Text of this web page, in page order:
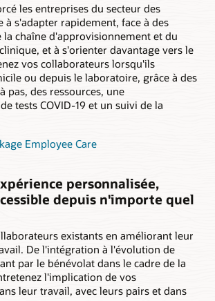
les entreprises du secteur des
à s'adapter rapidement, face à des
chaîne d'approvisionnement et du
et à s'orienter davantage vers le
vos collaborateurs lorsqu'ils
ou depuis le laboratoire, grâce à des
pas, des ressources, une
tests COVID-19 et un suivi de la
Employee Care
personnalisée,
depuis n'importe quel
existants en améliorant leur
De l'intégration à l'évolution de
par le bénévolat dans le cadre de la
l'implication de vos
leur travail, avec leurs pairs et dans